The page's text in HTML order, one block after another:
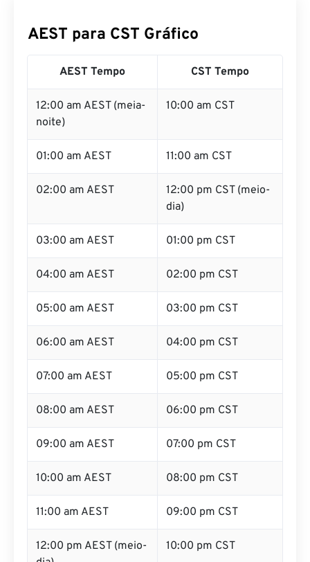
AEST para CST Gráfico
AEST Tempo CST Tempo
12:00 am AEST (meia-
noite)
10:00 am CST
01:00 am AEST 11:00 am CST
02:00 am AEST
12:00 pm CST (meio-
dia)
03:00 am AEST 01:00 pm CST
04:00 am AEST 02:00 pm CST
05:00 am AEST 03:00 pm CST
06:00 am AEST 04:00 pm CST
07:00 am AEST 05:00 pm CST
08:00 am AEST 06:00 pm CST
09:00 am AEST 07:00 pm CST
10:00 am AEST 08:00 pm CST
11:00 am AEST 09:00 pm CST
12:00 pm AEST (meio-
10:00 pm CST